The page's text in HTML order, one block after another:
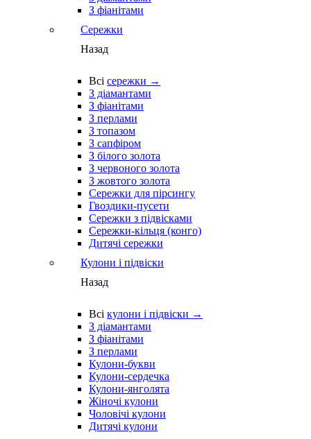
З фіанітами
Сережки
Назад
Всі сережки →
З діамантами
З фіанітами
З перлами
З топазом
З сапфіром
З білого золота
З червоного золота
З жовтого золота
Сережки для пірсингу
Гвоздики-пусети
Сережки з підвісками
Сережки-кільця (конго)
Дитячі сережки
Кулони і підвіски
Назад
Всі кулони і підвіски →
З діамантами
З фіанітами
З перлами
Кулони-букви
Кулони-сердечка
Кулони-янголята
Жіночі кулони
Чоловічі кулони
Дитячі кулони